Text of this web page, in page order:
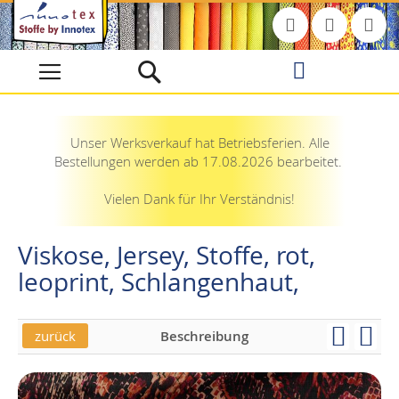
Direkt
zum
Inhalt
Unser Werksverkauf hat Betriebsferien. Alle
Bestellungen werden ab 17.08.2026 bearbeitet.
Vielen Dank für Ihr Verständnis!
Viskose, Jersey, Stoffe, rot,
leoprint, Schlangenhaut,
zurück Beschreibung
Skip
Skip